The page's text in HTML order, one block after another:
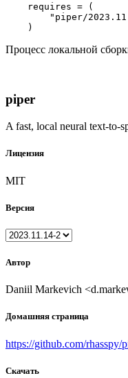
    requires = (
"piper/
Процесс локальной
piper
A fast, local neural text-to-
Лицензия
MIT
Версия
Автор
Daniil Markevich
Домашняя страница
https://github.com/rhasspy/
Скачать